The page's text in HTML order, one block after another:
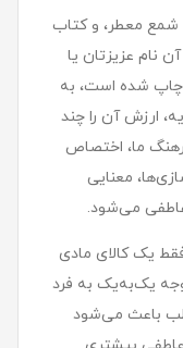
شمع معطر، و کتاب
نام عزیزتان یا
چاپ شده است، به
ارزش آن را چند
ما، اختصاص
معنایی
عاطفی می‌شود.
یک کالای مادی
یک‌به‌یک به فرد
باعث می‌شود